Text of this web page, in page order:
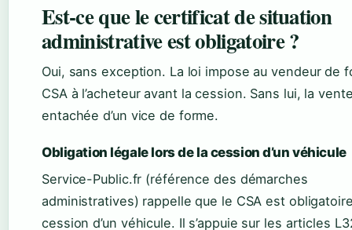
Est-ce que le certificat de situation
administrative est obligatoire ?
Oui, sans exception. La loi impose au vendeur de
CSA à l’acheteur avant la cession. Sans lui, la
entachée d’un vice de forme.
Obligation légale lors de la cession d’un véhicule
Service-Public.fr (référence des démarches
administratives) rappelle que le CSA est
cession d’un véhicule. Il s’appuie sur les articles